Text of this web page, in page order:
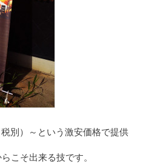
別）～という激安価格で提供
こそ出来る技です。